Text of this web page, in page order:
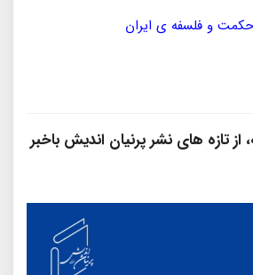
و فلسفه ی ایران
از تازه‌ های نشر پرنیان‌ اندیش باخبر